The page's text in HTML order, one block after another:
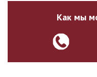
Как мы